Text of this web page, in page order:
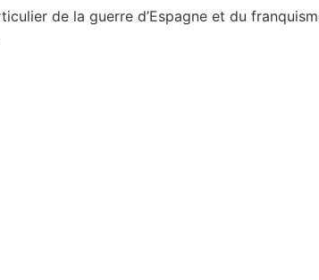
de la guerre d’Espagne et du